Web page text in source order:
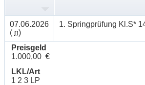
07.06.2026
( n)
1. Springprüfung Kl.S*
Preisgeld
1.000,00 €
LKL/Art
1 2 3 LP